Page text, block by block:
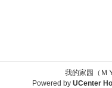
我的家园（
Powered by UCenter